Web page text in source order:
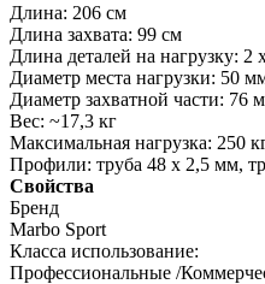
Длина: 206 см
Длина захвата: 99 см
Длина деталей на нагрузку: 2
Диаметр места нагрузки: 50
Диаметр захватной части: 76
Вес: ~17,3 кг
Максимальная нагрузка: 250
Профили: труба 48 x 2,5 мм,
Свойства
Бренд
Marbo Sport
Класса использование:
Профессиональные /